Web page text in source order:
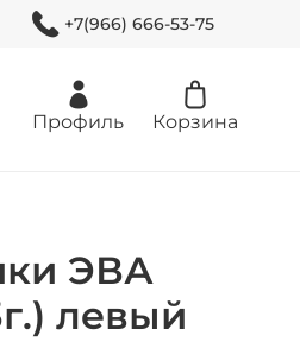
+7(966) 666-53-75
Профиль Корзина
ЭВА
левый